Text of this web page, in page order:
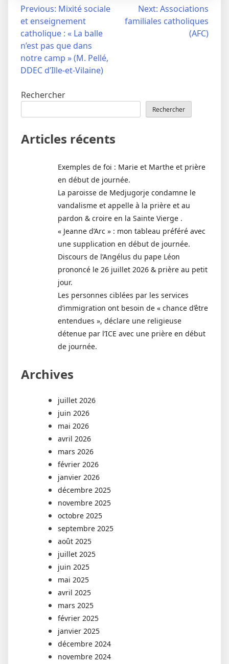
Navigation
l’article
Previous: Mixité sociale
et enseignement
catholique : « La balle
n’est pas que dans
notre camp » (M. Pellé,
DDEC d’Ille-et-Vilaine)
Next: Associations
familiales catholiques
(AFC)
Rechercher
Rechercher
Articles récents
Exemples de foi : Marie et Marthe et prière
en début de journée.
La paroisse de Medjugorje condamne le
vandalisme et appelle à la prière et au
pardon & croire en la Sainte Vierge .
« Jeanne d’Arc » : mon tableau préféré avec
une supplication en début de journée.
Discours de l’Angélus du pape Léon
prononcé le 26 juillet 2026 & prière au petit
jour.
Les personnes ciblées par les services
d’immigration ont besoin de « chance d’être
entendues », déclare une religieuse
détenue par l’ICE avec une prière en début
de journée.
Archives
juillet 2026
juin 2026
mai 2026
avril 2026
mars 2026
février 2026
janvier 2026
décembre 2025
novembre 2025
octobre 2025
septembre 2025
août 2025
juillet 2025
juin 2025
mai 2025
avril 2025
mars 2025
février 2025
janvier 2025
décembre 2024
novembre 2024